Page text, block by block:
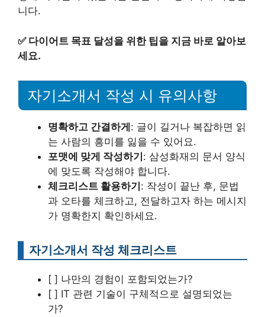
니다.
✅ 다이어트 목표 달성을 위한 팁을 지금 바로 알아보
세요.
자기소개서 작성 시 유의사항
명확하고 간결하게 : 글이 길거나 복잡하면 읽
는 사람의 흥미를 잃을 수 있어요.
포맷에 맞게 작성하기 : 삼성화재의 문서 양식
에 맞도록 작성해야 합니다.
체크리스트 활용하기 : 작성이 끝난 후, 문법
과 오타를 체크하고, 전달하고자 하는 메시지
가 명확한지 확인하세요.
자기소개서 작성 체크리스트
[ ] 나만의 경험이 포함되었는가?
[ ] IT 관련 기술이 구체적으로 설명되었는
가?